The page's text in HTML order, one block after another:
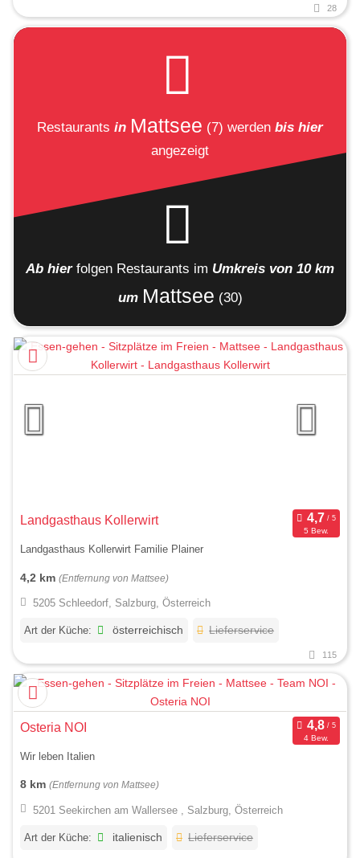
28
Restaurants in Mattsee (7) werden bis hier
angezeigt
Ab hier folgen Restaurants im Umkreis von 10 km
um Mattsee (30)
Landgasthaus Kollerwirt
5 Bew.
Landgasthaus Kollerwirt Familie Plainer
4,2 km (Entfernung von Mattsee)
5205 Schleedorf, Salzburg, Österreich
Art der Küche: österreichisch Lieferservice
115
Osteria NOI
4 Bew.
Wir leben Italien
8 km (Entfernung von Mattsee)
5201 Seekirchen am Wallersee , Salzburg, Österreich
Art der Küche: italienisch Lieferservice